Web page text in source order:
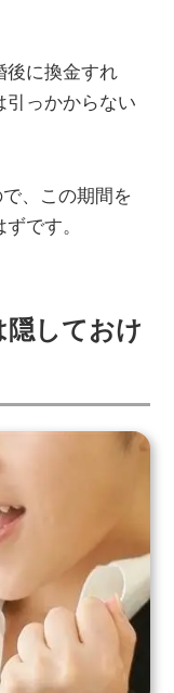
後に換金すれ
引っかからない
、この期間を
です。
しておけ